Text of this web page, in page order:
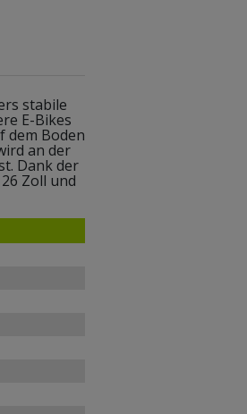
stabile
E-Bikes
dem Boden
an der
Dank der
Zoll und